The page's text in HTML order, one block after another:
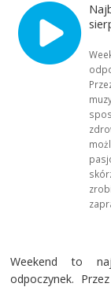
Weekend to
odpoczynek.